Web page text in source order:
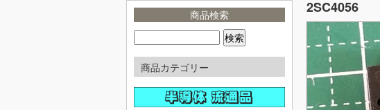
商品検索
商品カテゴリー
2SC4056